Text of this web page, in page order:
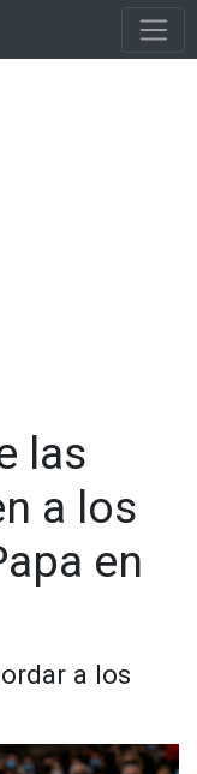
las
a los
en
a los